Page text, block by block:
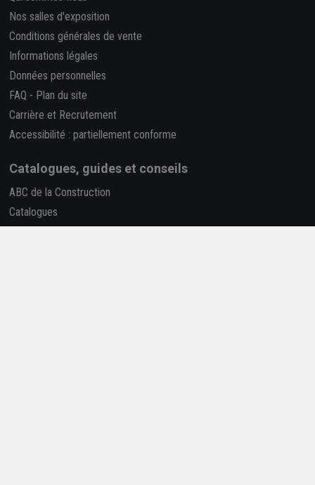
Nos salles d'exposition
Conditions générales de vente
Informations légales
Données personnelles
FAQ - Plan du site
Carrière et Recrutement
Accessibilité : partiellement conforme
Catalogues, guides et conseils
ABC de la Construction
Catalogues